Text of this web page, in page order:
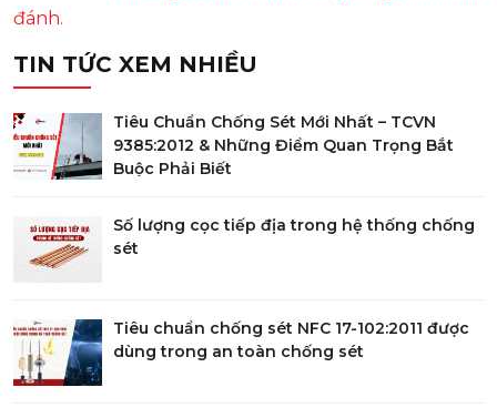
đánh.
TIN TỨC XEM NHIỀU
Tiêu Chuẩn Chống Sét Mới Nhất – TCVN
9385:2012 & Những Điểm Quan Trọng Bắt
Buộc Phải Biết
Số lượng cọc tiếp địa trong hệ thống chống
sét
Tiêu chuẩn chống sét NFC 17-102:2011 được
dùng trong an toàn chống sét